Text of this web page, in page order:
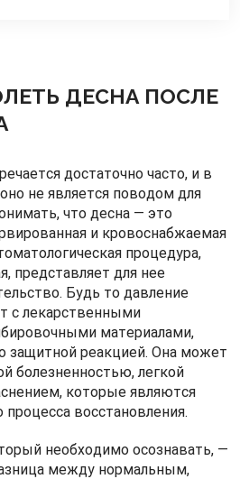
ДЕСНА ПОСЛЕ
достаточно часто, и в
не является поводом для
что десна — это
и кровоснабжаемая
процедура,
представляет для нее
Будь то давление
с лекарственными
материалами,
защитной реакцией. Она может
болезненностью, легкой
которые являются
восстановления.
необходимо осознавать, —
между нормальным,